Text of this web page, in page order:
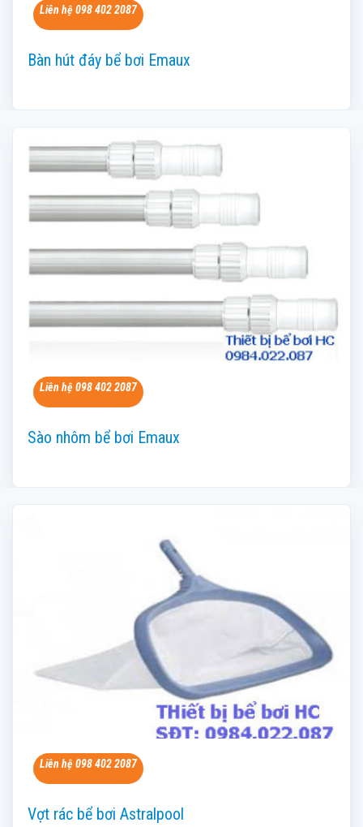
Liên hệ 098 402 2087
Bàn hút đáy bể bơi Emaux
Liên hệ 098 402 2087
Sào nhôm bể bơi Emaux
Liên hệ 098 402 2087
Vợt rác bể bơi Astralpool